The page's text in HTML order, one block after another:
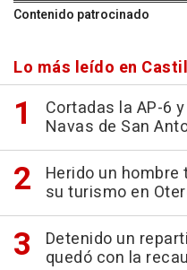
Contenido patrocinado
Lo más leído en
Cortadas la AP-6
Navas de San
Herido un
su turismo en
Detenido un
quedó con la